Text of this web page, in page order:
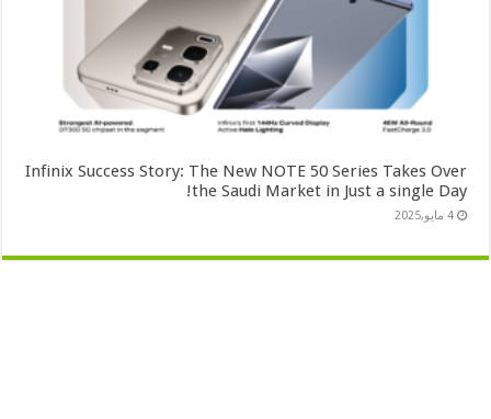
Infinix Success Story: The New NOTE 50 Series Takes Over
the Saudi Market in Just a single Day!
4 مايو,2025